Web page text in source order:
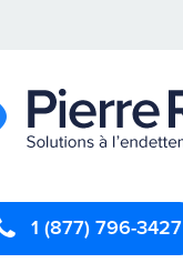
1 (877) 796-3427